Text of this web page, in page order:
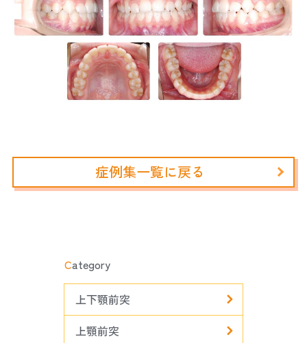
症例集一覧に戻る
Category
上下顎前突
上顎前突